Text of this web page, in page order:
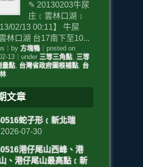
✎ 20130203牛尿
庄﹝雲林口湖﹞
02/13 00:11】 牛屎
林口湖 台17南下至10...
by 方塊鴨｜ posted on
13｜ under 三等三角點, 三等
量點, 台灣省政府圖根補點, 台
文章
蛇子形﹝新北瑞
2026-07-30
港仔尾山西峰、港
、港仔尾山最高點﹝新